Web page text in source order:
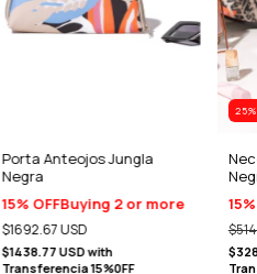
Porta Anteojos Jungla
Negra
15% OFFBuying 2 or more
$1692.67 USD
$1438.77 USDwith
Transferencia 15%0FF
25